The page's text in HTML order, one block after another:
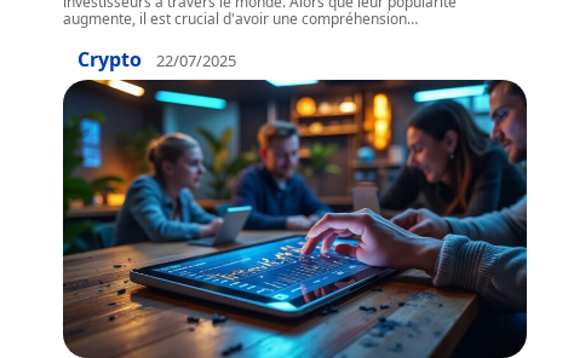
augmente, il est crucial d'avoir une compréhension…
Crypto 22/07/2025